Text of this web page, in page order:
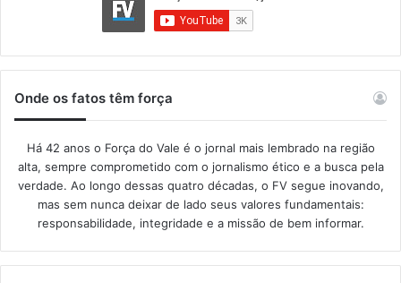
Onde os fatos têm força
Há 42 anos o Força do Vale é o jornal mais lembrado na região
alta, sempre comprometido com o jornalismo ético e a busca pela
verdade. Ao longo dessas quatro décadas, o FV segue inovando,
mas sem nunca deixar de lado seus valores fundamentais:
responsabilidade, integridade e a missão de bem informar.​